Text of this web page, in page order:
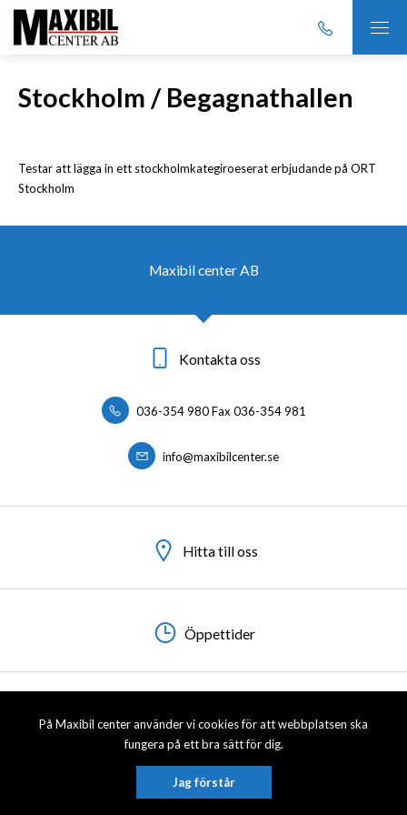
På Maxibil center använder vi cookies för att webbplatsen ska
fungera på ett bra sätt för dig.
Jag förstår
Stockholm / Begagnathallen
Testar att lägga in ett stockholmkategiroeserat erbjudande på ORT
Stockholm
Maxibil center AB
Kontakta oss
036-354 980 Fax 036-354 981
info@maxibilcenter.se
Hitta till oss
Öppettider
Visa sitemap Personuppgiftspolicy